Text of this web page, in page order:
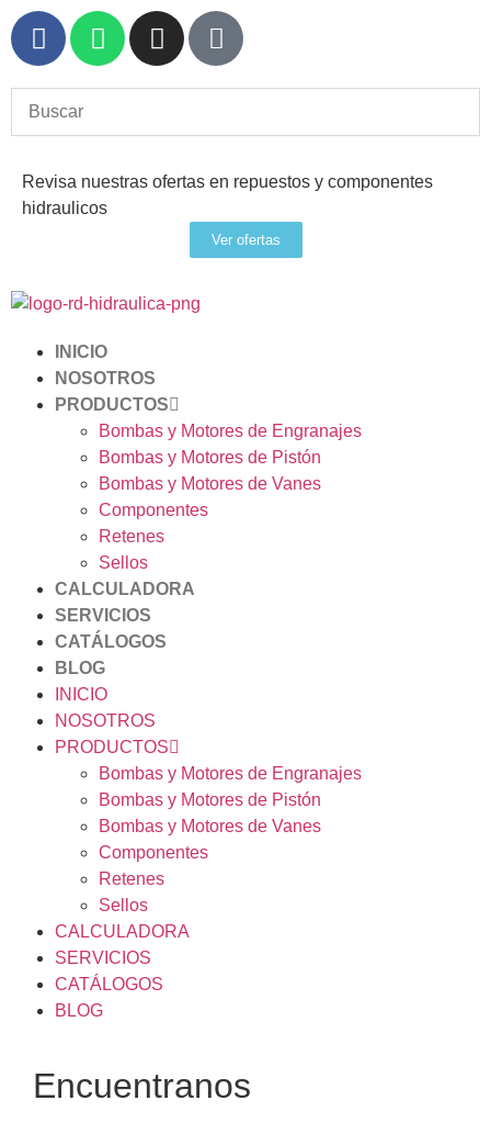
Revisa nuestras ofertas en repuestos y componentes
hidraulicos
Ver ofertas
INICIO
NOSOTROS
PRODUCTOS
Bombas y Motores de Engranajes
Bombas y Motores de Pistón
Bombas y Motores de Vanes
Componentes
Retenes
Sellos
CALCULADORA
SERVICIOS
CATÁLOGOS
BLOG
INICIO
NOSOTROS
PRODUCTOS
Bombas y Motores de Engranajes
Bombas y Motores de Pistón
Bombas y Motores de Vanes
Componentes
Retenes
Sellos
CALCULADORA
SERVICIOS
CATÁLOGOS
BLOG
Encuentranos